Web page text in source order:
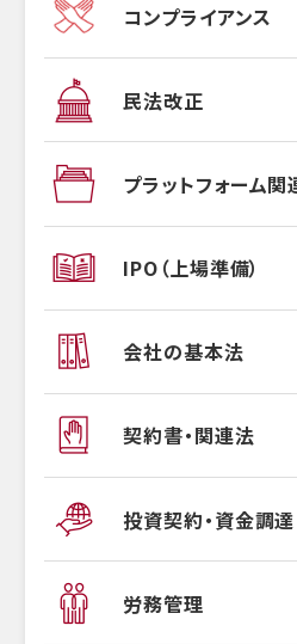
コンプライアンス
民法改正
プラットフォーム関
IPO（上場準備）
会社の基本法
契約書・関連法
投資契約・資金調達
労務管理